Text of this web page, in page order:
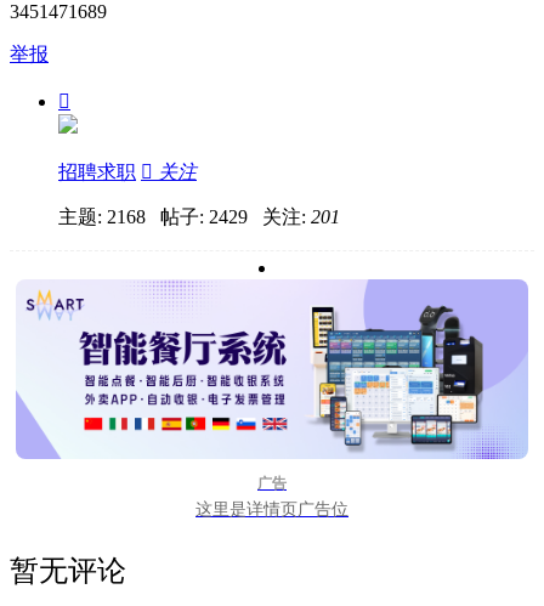
3451471689
举报

招聘求职  关注
主题: 2168 帖子: 2429 关注: 201
广告
这里是详情页广告位
暂无评论